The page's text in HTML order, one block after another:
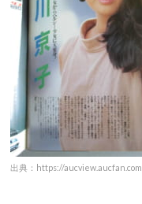
出典：https://